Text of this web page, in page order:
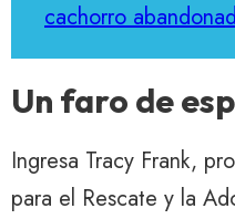
cachorro
Un faro de
Ingresa Tracy Frank,
para el Rescate y la